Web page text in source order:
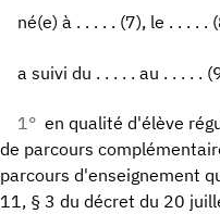
né(e) à . . . . . (7), le . . . . .
a suivi du . . . . . au . . . . .
1° en qualité d'élève
de parcours
parcours d'enseignement
11, § 3 du décret du 20